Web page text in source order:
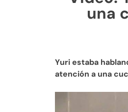
una
Yuri estaba
atención a una